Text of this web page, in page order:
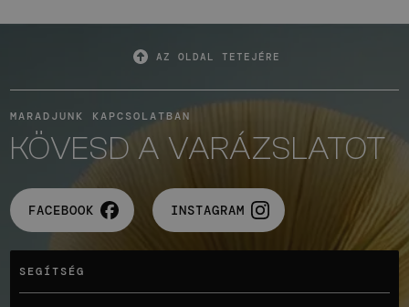
AZ OLDAL TETEJÉRE
MARADJUNK KAPCSOLATBAN
KÖVESD A VARÁZSLATOT
FACEBOOK INSTAGRAM
SEGÍTSÉG